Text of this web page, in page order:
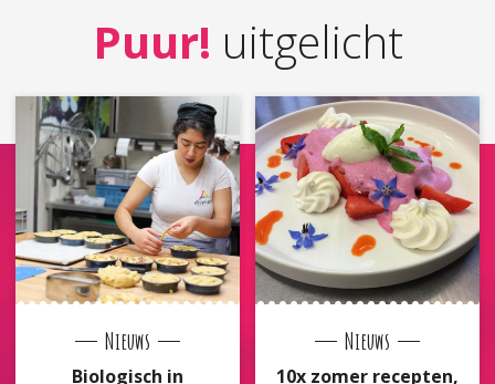
Puur! uitgelicht
Nieuws
Biologisch in
Nieuws
10x zomer recepten,